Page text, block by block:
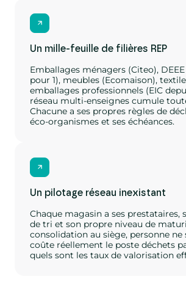
Un mille-feuille de filières REP
Emballages ménagers (Citeo), DEEE
pour 1), meubles (Ecomaison),
emballages professionnels (EIC
réseau multi-enseignes cumule
Chacune a ses propres règles de
éco-organismes et ses échéances.
Un pilotage réseau inexistant
Chaque magasin a ses prestataires,
de tri et son propre niveau de
consolidation au siège, personne
coûte réellement le poste déchets
quels sont les taux de valorisation